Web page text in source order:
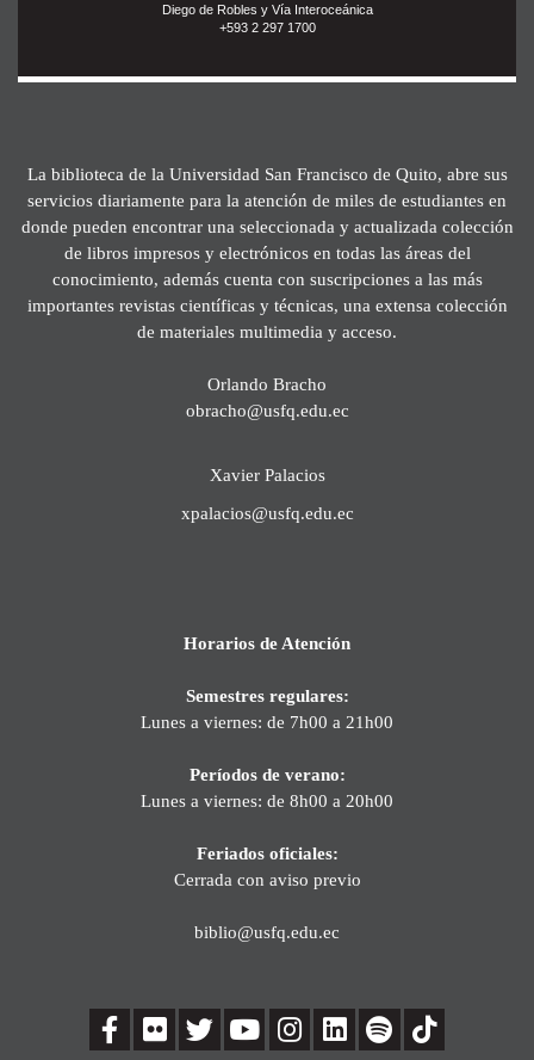
Diego de Robles y Vía Interoceánica
+593 2 297 1700
La biblioteca de la Universidad San Francisco de Quito, abre sus
servicios diariamente para la atención de miles de estudiantes en
donde pueden encontrar una seleccionada y actualizada colección
de libros impresos y electrónicos en todas las áreas del
conocimiento, además cuenta con suscripciones a las más
importantes revistas científicas y técnicas, una extensa colección
de materiales multimedia y acceso.
Orlando Bracho
obracho@usfq.edu.ec
Xavier Palacios
xpalacios@usfq.edu.ec
Horarios de Atención
Semestres regulares:
Lunes a viernes: de 7h00 a 21h00
Períodos de verano:
Lunes a viernes: de 8h00 a 20h00
Feriados oficiales:
Cerrada con aviso previo
biblio@usfq.edu.ec